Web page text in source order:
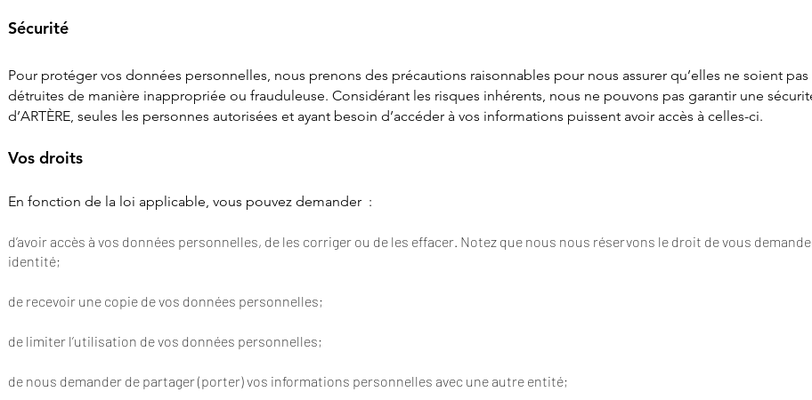
Sécurité
Pour protéger vos données personnelles, nous prenons des précautions raisonnables pour nous assurer qu’elles ne soient
détruites de manière inappropriée ou frauduleuse. Considérant les risques inhérents, nous ne pouvons pas garantir une
d’ARTÈRE, seules les personnes autorisées et ayant besoin d’accéder à vos informations puissent avoir accès à celles-ci.
Vos droits
En fonction de la loi applicable, vous pouvez demander :
d’avoir accès à vos données personnelles, de les corriger ou de les effacer. Notez que nous nous réservons le droit de vous
identité;
de recevoir une copie de vos données personnelles;
de limiter l’utilisation de vos données personnelles;
de nous demander de partager (porter) vos informations personnelles avec une autre entité;